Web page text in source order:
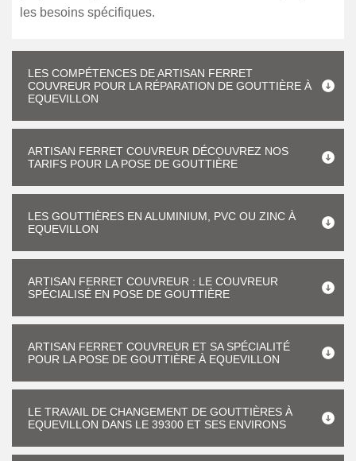
les besoins spécifiques.
LES COMPÉTENCES DE ARTISAN FERRET
COUVREUR POUR LA RÉPARATION DE GOUTTIÈRE À
EQUEVILLON
ARTISAN FERRET COUVREUR DÉCOUVREZ NOS
TARIFS POUR LA POSE DE GOUTTIÈRE
LES GOUTTIÈRES EN ALUMINIUM, PVC OU ZINC À
EQUEVILLON
ARTISAN FERRET COUVREUR : LE COUVREUR
SPÉCIALISÉ EN POSE DE GOUTTIÈRE
ARTISAN FERRET COUVREUR ET SA SPÉCIALITÉ
POUR LA POSE DE GOUTTIÈRE À EQUEVILLON
LE TRAVAIL DE CHANGEMENT DE GOUTTIÈRES À
EQUEVILLON DANS LE 39300 ET SES ENVIRONS